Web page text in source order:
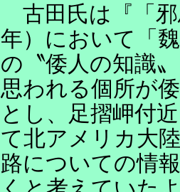
古田氏は『「
年）において「
の〝倭人の知識
思われる個所が
とし、足摺岬付
て北アメリカ大
路についての情